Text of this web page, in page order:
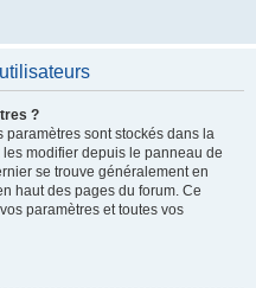
?
paramètres sont stockés dans la
modifier depuis le panneau de
se trouve généralement en
haut des pages du forum. Ce
paramètres et toutes vos